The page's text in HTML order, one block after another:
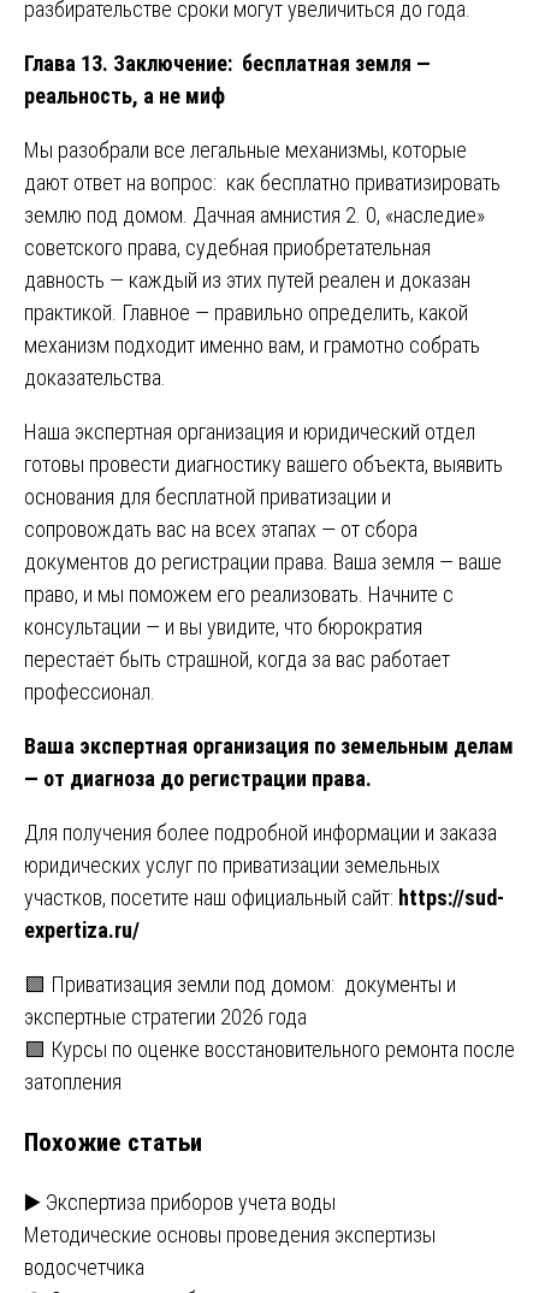
разбирательстве сроки могут увеличиться до года.
Глава 13. Заключение: бесплатная земля —
реальность, а не миф
Мы разобрали все легальные механизмы, которые
дают ответ на вопрос: как бесплатно приватизировать
землю под домом. Дачная амнистия 2. 0, «наследие»
советского права, судебная приобретательная
давность — каждый из этих путей реален и доказан
практикой. Главное — правильно определить, какой
механизм подходит именно вам, и грамотно собрать
доказательства.
Наша экспертная организация и юридический отдел
готовы провести диагностику вашего объекта, выявить
основания для бесплатной приватизации и
сопровождать вас на всех этапах — от сбора
документов до регистрации права. Ваша земля — ваше
право, и мы поможем его реализовать. Начните с
консультации — и вы увидите, что бюрократия
перестаёт быть страшной, когда за вас работает
профессионал.
Ваша экспертная организация по земельным делам
— от диагноза до регистрации права.
Для получения более подробной информации и заказа
юридических услуг по приватизации земельных
участков, посетите наш официальный сайт: https://sud-
expertiza.ru/
Навигация
по
записям
🟩 Приватизация земли под домом: документы и
экспертные стратегии 2026 года
🟩 Курсы по оценке восстановительного ремонта после
затопления
Похожие статьи
▶️ Экспертиза приборов учета воды
Методические основы проведения экспертизы
водосчетчика